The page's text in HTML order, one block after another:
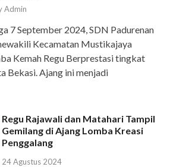
Admin
7 September 2024, SDN Padurenan
Kecamatan Mustikajaya
Kemah Regu Berprestasi tingkat
Bekasi. Ajang ini menjadi
Regu Rajawali dan Matahari Tampil
Gemilang di Ajang Lomba Kreasi
Penggalang
24 Agustus 2024